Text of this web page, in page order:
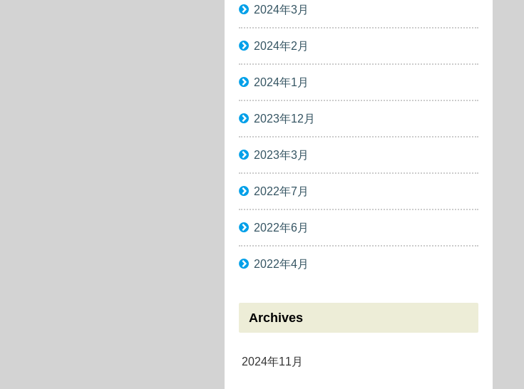
2024年3月
2024年2月
2024年1月
2023年12月
2023年3月
2022年7月
2022年6月
2022年4月
Archives
2024年11月